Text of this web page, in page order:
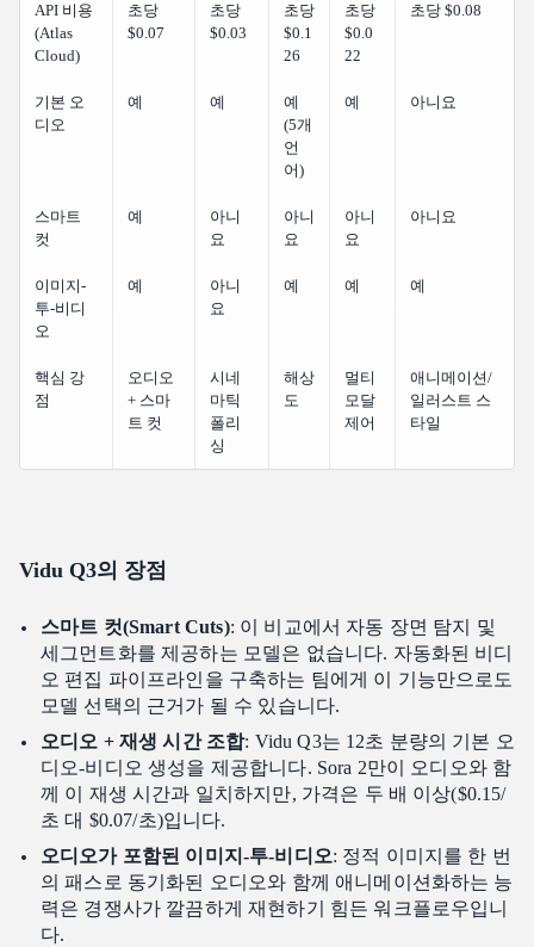
API 비용
(Atlas
Cloud)
초당
$0.07
초당
$0.03
초당
$0.1
26
초당
$0.0
22
초당 $0.08
기본 오
디오
예 예
예
(5개
언
어)
예 아니요
스마트
컷
예
아니
요
아니
요
아니
요
아니요
이미지-
투-비디
오
예
아니
요
예 예 예
핵심 강
점
오디오
+ 스마
트 컷
시네
마틱
폴리
싱
해상
도
멀티
모달
제어
애니메이션/
일러스트 스
타일
Vidu Q3의 장점
스마트 컷(Smart Cuts): 이 비교에서 자동 장면 탐지 및
세그먼트화를 제공하는 모델은 없습니다. 자동화된 비디
오 편집 파이프라인을 구축하는 팀에게 이 기능만으로도
모델 선택의 근거가 될 수 있습니다.
오디오 + 재생 시간 조합: Vidu Q3는 12초 분량의 기본 오
디오-비디오 생성을 제공합니다. Sora 2만이 오디오와 함
께 이 재생 시간과 일치하지만, 가격은 두 배 이상($0.15/
초 대 $0.07/초)입니다.
오디오가 포함된 이미지-투-비디오: 정적 이미지를 한 번
의 패스로 동기화된 오디오와 함께 애니메이션화하는 능
력은 경쟁사가 깔끔하게 재현하기 힘든 워크플로우입니
다.